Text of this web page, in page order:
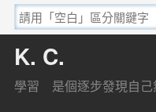
K. C.
學習 是個逐步發現自己